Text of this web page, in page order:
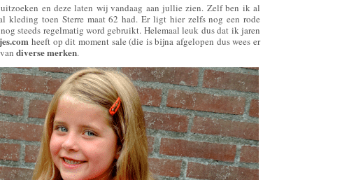
en deze laten wij vandaag aan jullie zien. Zelf ben ik al
kleding toen Sterre maat 62 had. Er ligt hier zelfs nog een rode
steeds regelmatig word gebruikt. Helemaal leuk dus dat ik jaren
heeft op dit moment sale (die is bijna afgelopen dus wees er
diverse merken.